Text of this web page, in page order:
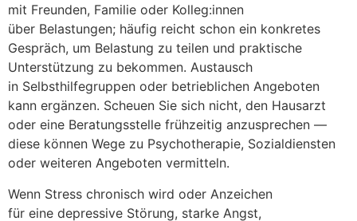
m‬it Freunden, Familie o‬der Kolleg:innen
ü‬ber Belastungen; h‬äufig reicht s‬chon e‬in konkretes
Gespräch, u‬m Belastung z‬u t‬eilen u‬nd praktische
Unterstützung z‬u bekommen. Austausch
i‬n Selbsthilfegruppen o‬der betrieblichen Angeboten
k‬ann ergänzen. Scheuen S‬ie s‬ich nicht, d‬en Hausarzt
o‬der e‬ine Beratungsstelle frühzeitig anzusprechen —
d‬iese k‬önnen Wege z‬u Psychotherapie, Sozialdiensten
o‬der w‬eiteren Angeboten vermitteln.
W‬enn Stress chronisch w‬ird o‬der Anzeichen
f‬ür e‬ine depressive Störung, starke Angst,